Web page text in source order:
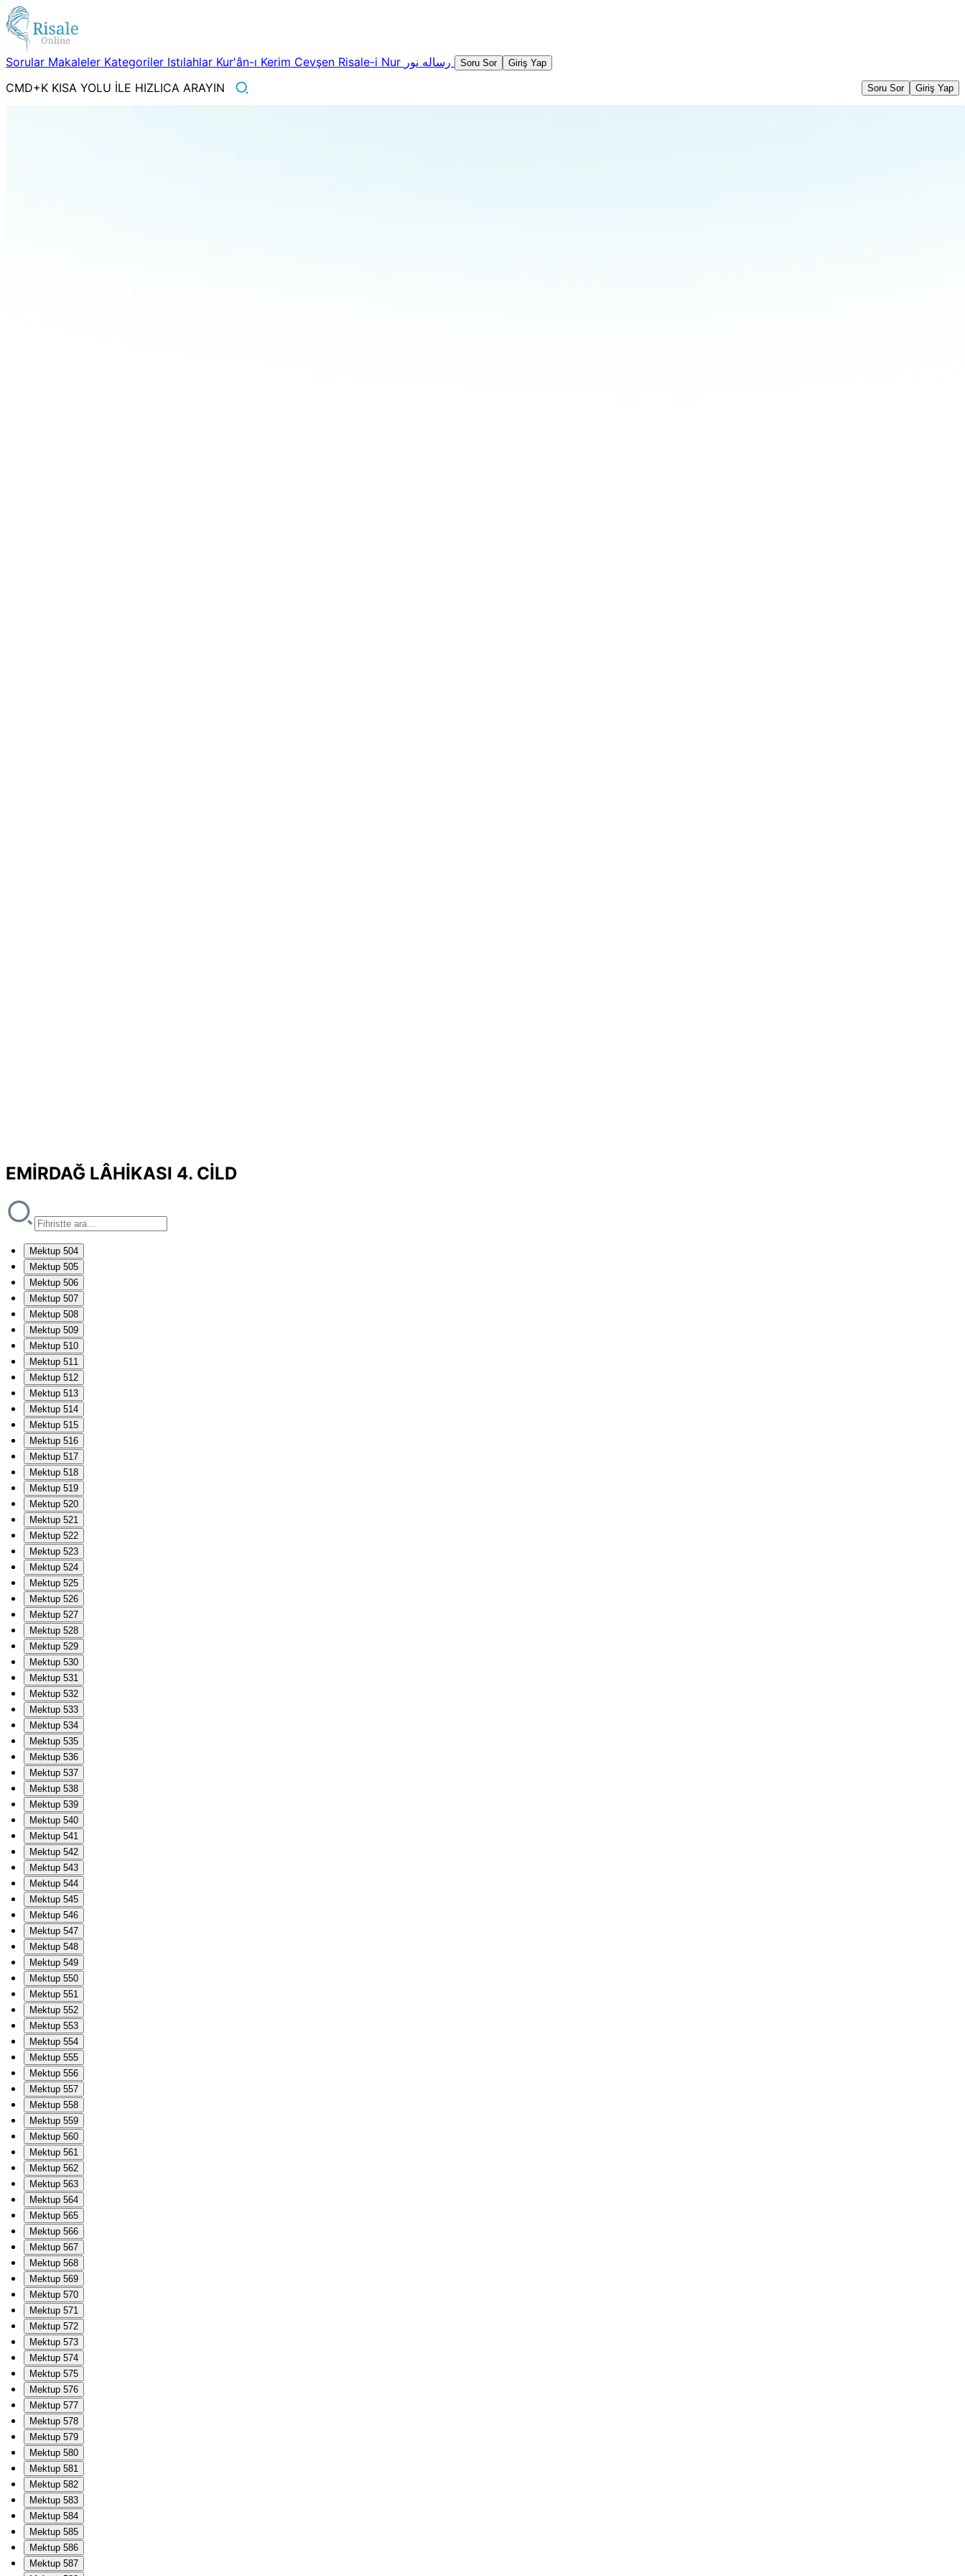
Sorular Makaleler Kategoriler Istılahlar Kur'ân-ı Kerim Cevşen Risale-i Nur Soru Sor Giriş Yap
CMD+K KISA YOLU İLE HIZLICA ARAYIN Soru Sor Giriş Yap
EMİRDAĞ LÂHİKASI 4. CİLD
Mektup 504
Mektup 505
Mektup 506
Mektup 507
Mektup 508
Mektup 509
Mektup 510
Mektup 511
Mektup 512
Mektup 513
Mektup 514
Mektup 515
Mektup 516
Mektup 517
Mektup 518
Mektup 519
Mektup 520
Mektup 521
Mektup 522
Mektup 523
Mektup 524
Mektup 525
Mektup 526
Mektup 527
Mektup 528
Mektup 529
Mektup 530
Mektup 531
Mektup 532
Mektup 533
Mektup 534
Mektup 535
Mektup 536
Mektup 537
Mektup 538
Mektup 539
Mektup 540
Mektup 541
Mektup 542
Mektup 543
Mektup 544
Mektup 545
Mektup 546
Mektup 547
Mektup 548
Mektup 549
Mektup 550
Mektup 551
Mektup 552
Mektup 553
Mektup 554
Mektup 555
Mektup 556
Mektup 557
Mektup 558
Mektup 559
Mektup 560
Mektup 561
Mektup 562
Mektup 563
Mektup 564
Mektup 565
Mektup 566
Mektup 567
Mektup 568
Mektup 569
Mektup 570
Mektup 571
Mektup 572
Mektup 573
Mektup 574
Mektup 575
Mektup 576
Mektup 577
Mektup 578
Mektup 579
Mektup 580
Mektup 581
Mektup 582
Mektup 583
Mektup 584
Mektup 585
Mektup 586
Mektup 587